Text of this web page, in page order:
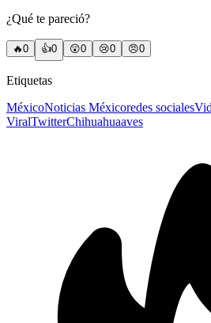
¿Qué te pareció?
🔥0 👍0 😲0 😢0 😠0
Etiquetas
MéxicoNoticias Méxicoredes sociales
ViralTwitterChihuahuaaves